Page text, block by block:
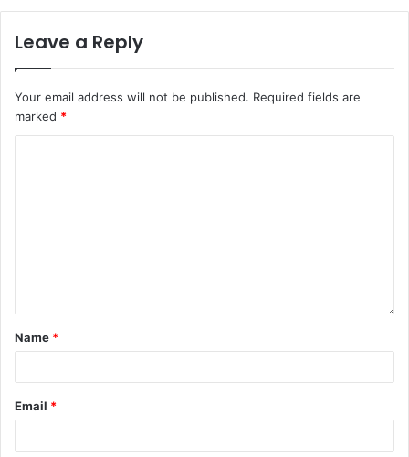
Leave a Reply
Your email address will not be published. Required fields are
marked *
Name *
Email *